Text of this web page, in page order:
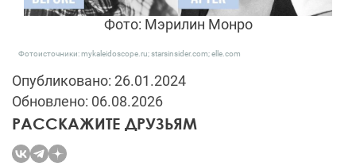
Фото: Мэрилин Монро
Фотоисточники: mykaleidoscope.ru; starsinsider.com; elle.com
Опубликовано: 26.01.2024
Обновлено: 06.08.2026
РАССКАЖИТЕ ДРУЗЬЯМ